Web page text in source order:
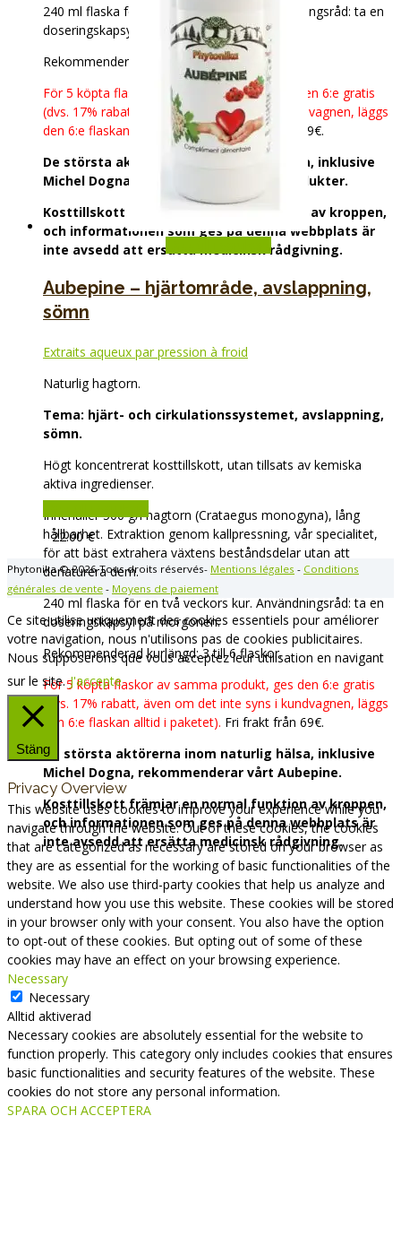
240 ml flaska för en två veckors kur. Användningsråd: ta en
doseringskapsyl på morgonen.
Rekommenderad kurlängd: 3 till 6 flaskor.
För 5 köpta flaskor av samma produkt, ges den 6:e gratis
(dvs. 17% rabatt, även om det inte syns i kundvagnen, läggs
den 6:e flaskan alltid i paketet).Fri frakt från 69€.
De största aktörerna inom naturlig hälsa, inklusive
Michel Dogna, rekommenderar våra produkter.
Kosttillskott främjar en normal funktion av kroppen,
och informationen som ges på denna webbplats är
inte avsedd att ersätta medicinsk rådgivning.
Aubepine – hjärtområde, avslappning,
sömn
Extraits aqueux par pression à froid
Naturlig hagtorn.
Tema: hjärt- och cirkulationssystemet, avslappning,
sömn.
Högt koncentrerat kosttillskott, utan tillsats av kemiska
aktiva ingredienser.
Innehåller 500 g/l hagtorn (Crataegus monogyna), lång
hållbarhet. Extraktion genom kallpressning, vår specialitet,
för att bäst extrahera växtens beståndsdelar utan att
denaturera dem.
240 ml flaska för en två veckors kur. Användningsråd: ta en
doseringskapsyl på morgonen.
Rekommenderad kurlängd: 3 till 6 flaskor.
För 5 köpta flaskor av samma produkt, ges den 6:e gratis
(dvs. 17% rabatt, även om det inte syns i kundvagnen, läggs
den 6:e flaskan alltid i paketet). Fri frakt från 69€.
De största aktörerna inom naturlig hälsa, inklusive
Michel Dogna, rekommenderar vårt Aubepine.
Kosttillskott främjar en normal funktion av kroppen,
och informationen som ges på denna webbplats är
inte avsedd att ersätta medicinsk rådgivning.
22.00€
Phytonika © 2026 Tous droits réservés- Mentions légales - Conditions
générales de vente - Moyens de paiement
Ce site utilise uniquement des cookies essentiels pour améliorer
votre navigation, nous n'utilisons pas de cookies publicitaires.
Nous supposerons que vous acceptez leur utilisation en navigant
sur le site. J'accepte
Stäng
Privacy Overview
This website uses cookies to improve your experience while you
navigate through the website. Out of these cookies, the cookies
that are categorized as necessary are stored on your browser as
they are as essential for the working of basic functionalities of the
website. We also use third-party cookies that help us analyze and
understand how you use this website. These cookies will be stored
in your browser only with your consent. You also have the option
to opt-out of these cookies. But opting out of some of these
cookies may have an effect on your browsing experience.
Necessary
Necessary
Alltid aktiverad
Necessary cookies are absolutely essential for the website to
function properly. This category only includes cookies that ensures
basic functionalities and security features of the website. These
cookies do not store any personal information.
SPARA OCH ACCEPTERA